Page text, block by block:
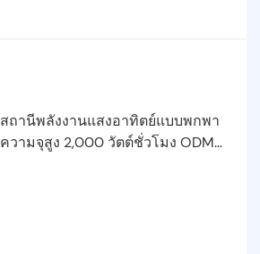
สถานีพลังงานแสงอาทิตย์แบบพกพา
ความจุสูง 2,000 วัตต์ชั่วโมง ODM